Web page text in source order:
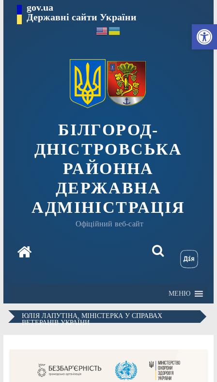
вмісту
gov.ua
Державні сайти України
БІЛГОРОД-
ДНІСТРОВСЬКА
РАЙОННА
ДЕРЖАВНА
АДМІНІСТРАЦІЯ
Офіційний веб-сайт
МЕНЮ
ЮЛІЯ ЛАПУТІНА, МІНІСТЕРКА У СПРАВАХ
ВЕТЕРАНІВ УКРАЇНИ